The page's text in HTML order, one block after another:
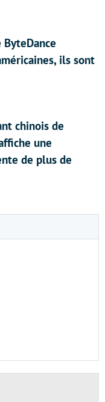
ByteDance
ils sont
chinois de
une
de plus de